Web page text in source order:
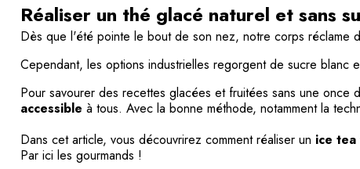
Réaliser un thé glacé naturel et sans
Dès que l'été pointe le bout de son nez, notre corps réclame
Cependant, les options industrielles regorgent de sucre blanc
Pour savourer des recettes glacées et fruitées sans une once
accessible à tous. Avec la bonne méthode, notamment la
Dans cet article, vous découvrirez comment réaliser un ice tea
Par ici les gourmands !